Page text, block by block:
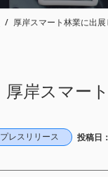
厚岸スマート林業に出展
厚岸スマー
プレスリリース 投稿日：